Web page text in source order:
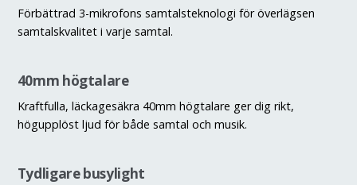
Förbättrad 3-mikrofons samtalsteknologi för överlägsen
samtalskvalitet i varje samtal.
40mm högtalare
Kraftfulla, läckagesäkra 40mm högtalare ger dig rikt,
högupplöst ljud för både samtal och musik.
Tydligare busylight